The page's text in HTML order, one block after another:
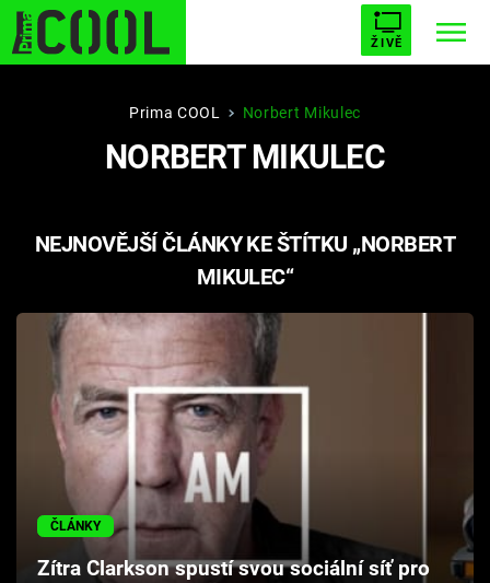
ŽIVĚ
STARHOUSE BUFFY, PŘEMOŽITELKA UPÍRŮ
PLNEJ KOTEL AVENGERS 5
Filmy
Seriály
Hry
Cool Esport
Pořady
Prima COOL Norbert Mikulec
NORBERT MIKULEC
NEJNOVĚJŠÍ ČLÁNKY KE ŠTÍTKU „NORBERT
MIKULEC“
ČLÁNKY
Zítra Clarkson spustí svou sociální síť pro